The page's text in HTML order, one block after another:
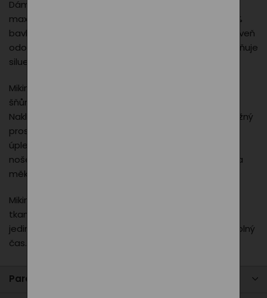
Dámská mikina PXI je navržena tak, aby poskytovala
maximální komfort a stylový vzhled. Vyrobena z 65 %
bavlny a 35 % polyesteru, je měkká, prodyšná a zároveň
odolná. Lehce vypasovaný střih s bočními švy zvýrazňuje
siluetu, aniž by omezoval pohodlí.
Mikina je vybavena kapucí s podšívkou a stahovací
šňůrkou, která dodává sportovní a moderní vzhled.
Nakládaná klokanková kapsa poskytuje praktický úložný
prostor, zatímco manžety a dolní lem z žebrového
úpletu s elastanem udržují tvar mikiny i po častém
nošení. Vnitřní strana je počesaná, což dodává extra
měkkost a hřejivost.
Mikina je dostupná ve velikostech S–XL a doplněna o
tkanou etiketu s logem PXI, která podtrhuje její
jedinečnost. Ideální volba na běžné nošení, sport i volný
čas.
Parametry produktu